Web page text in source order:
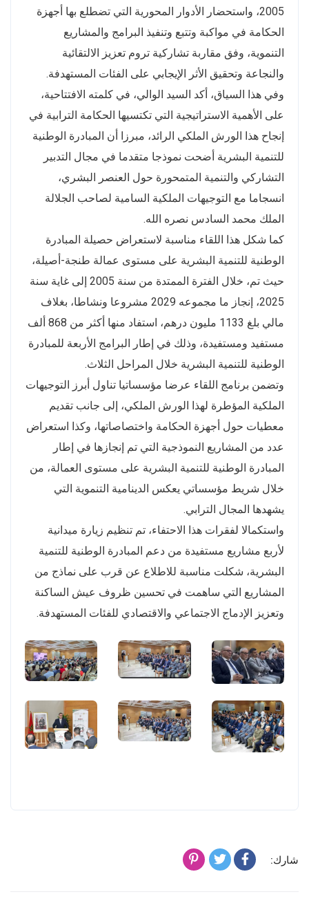
2005، واستحضار الأدوار المحورية التي تضطلع بها أجهزة
الحكامة في مواكبة وتتبع وتنفيذ البرامج والمشاريع
التنموية، وفق مقاربة تشاركية تروم تعزيز الالتقائية
والنجاعة وتحقيق الأثر الإيجابي على الفئات المستهدفة.
وفي هذا السياق، أكد السيد الوالي، في كلمته الافتتاحية،
على الأهمية الاستراتيجية التي تكتسيها الحكامة الترابية في
إنجاح هذا الورش الملكي الرائد، مبرزا أن المبادرة الوطنية
للتنمية البشرية أضحت نموذجا متقدما في مجال التدبير
التشاركي والتنمية المتمحورة حول العنصر البشري،
انسجاما مع التوجيهات الملكية السامية لصاحب الجلالة
الملك محمد السادس نصره الله.
كما شكل هذا اللقاء مناسبة لاستعراض حصيلة المبادرة
الوطنية للتنمية البشرية على مستوى عمالة طنجة-أصيلة،
حيث تم، خلال الفترة الممتدة من سنة 2005 إلى غاية سنة
2025، إنجاز ما مجموعه 2029 مشروعا ونشاطا، بغلاف
مالي بلغ 1133 مليون درهم، استفاد منها أكثر من 868 ألف
مستفيد ومستفيدة، وذلك في إطار البرامج الأربعة للمبادرة
الوطنية للتنمية البشرية خلال المراحل الثلاث.
وتضمن برنامج اللقاء عرضا مؤسساتيا تناول أبرز التوجيهات
الملكية المؤطرة لهذا الورش الملكي، إلى جانب تقديم
معطيات حول أجهزة الحكامة واختصاصاتها، وكذا استعراض
عدد من المشاريع النموذجية التي تم إنجازها في إطار
المبادرة الوطنية للتنمية البشرية على مستوى العمالة، من
خلال شريط مؤسساتي يعكس الدينامية التنموية التي
يشهدها المجال الترابي.
واستكمالا لفقرات هذا الاحتفاء، تم تنظيم زيارة ميدانية
لأربع مشاريع مستفيدة من دعم المبادرة الوطنية للتنمية
البشرية، شكلت مناسبة للاطلاع عن قرب على نماذج من
المشاريع التي ساهمت في تحسين ظروف عيش الساكنة
وتعزيز الإدماج الاجتماعي والاقتصادي للفئات المستهدفة.
شارك: